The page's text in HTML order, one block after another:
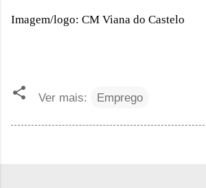
Imagem/logo: CM Viana do Castelo
Ver mais: Emprego